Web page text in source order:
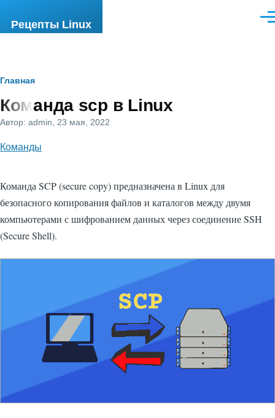
Рецепты Linux
Строка
навигации
Главная
Команда scp в Linux
Автор: admin , 23 мая, 2022
Команды
Команда SCP (secure copy) предназначена в Linux для
безопасного копирования файлов и каталогов между двумя
компьютерами с шифрованием данных через соединение SSH
(Secure Shell).